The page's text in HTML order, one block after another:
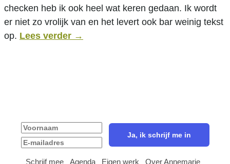
checken heb ik ook heel wat keren gedaan. Ik wordt
er niet zo vrolijk van en het levert ook bar weinig tekst
op. Lees verder →
Schrijf mee Agenda Eigen werk Over Annemarie